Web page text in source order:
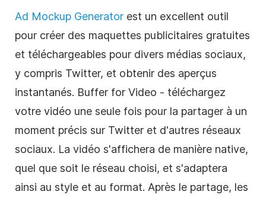
Ad Mockup Generator est un excellent outil
pour créer des maquettes publicitaires gratuites
et téléchargeables pour divers médias sociaux,
y compris Twitter, et obtenir des aperçus
instantanés. Buffer for Video - téléchargez
votre vidéo une seule fois pour la partager à un
moment précis sur Twitter et d'autres réseaux
sociaux. La vidéo s'affichera de manière native,
quel que soit le réseau choisi, et s'adaptera
ainsi au style et au format. Après le partage, les